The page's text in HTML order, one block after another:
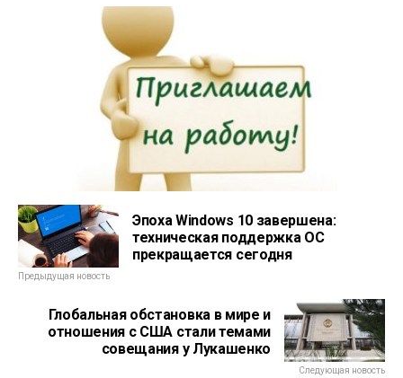
Эпоха Windows 10 завершена:
техническая поддержка ОС
прекращается сегодня
Предыдущая новость
Глобальная обстановка в мире и
отношения с США стали темами
совещания у Лукашенко
Следующая новость